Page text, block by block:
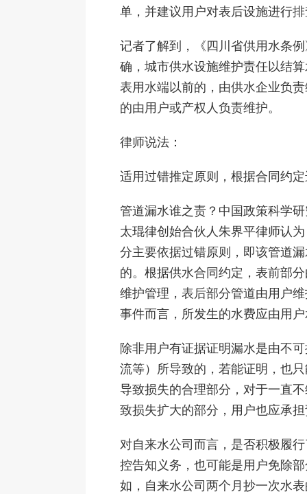
单，并建议用户对表后设施进行
记者了解到，《四川省供用水条
确，城市供水设施维护责任以结
表用水端以前的，由供水企业负
的由用户或产权人负责维护。
律师说法：
适用过错推定原则，根据合同约
管道漏水谁之责？中国政策科学
太琨律创始合伙人朱界平律师认
分主要依据过错原则，即该管道
的。根据供水合同约定，表前部
维护管理，表后部分管道由用户
事件而言，所发生的水费应由用
除非用户有证据证明漏水是由不
流等）所导致的，若能证明，也
导致损失的合理部分，对于一直
致损失扩大的部分，用户也应承
对自来水公司而言，是否积极履
控告知义务，也可能是用户免除
如，自来水公司两个月抄一次水